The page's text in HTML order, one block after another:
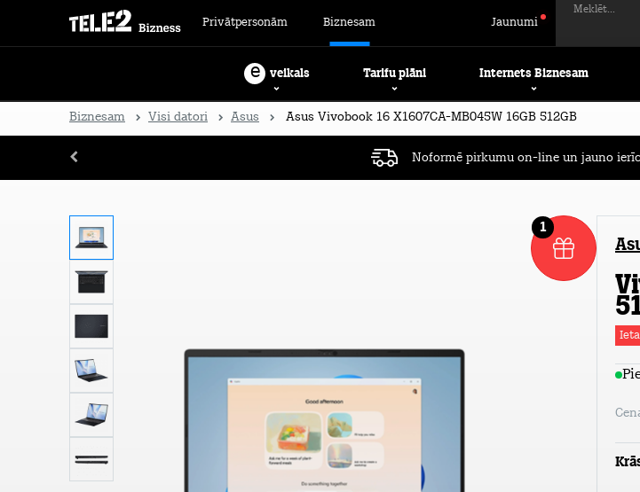
Privātpersonām Biznesam Jaunumi
Meklēt...
e veikals Tarifu plāni Internets Biznesam
Biznesam Visi datori Asus Asus Vivobook 16 X1607CA-MB045W 16GB 512GB
Noformē pirkumu on-line un jauno
1